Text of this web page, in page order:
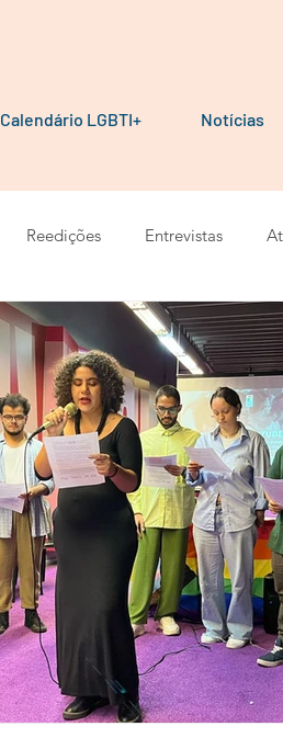
Calendário LGBTI+ Notícias
Reedições Entrevistas
Manuais e Cartilhas